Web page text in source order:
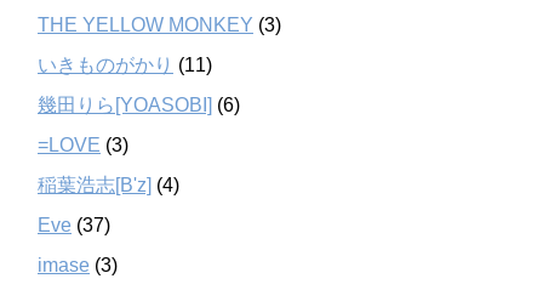
THE YELLOW MONKEY (3)
いきものがかり (11)
幾田りら[YOASOBI] (6)
=LOVE (3)
稲葉浩志[B'z] (4)
Eve (37)
imase (3)